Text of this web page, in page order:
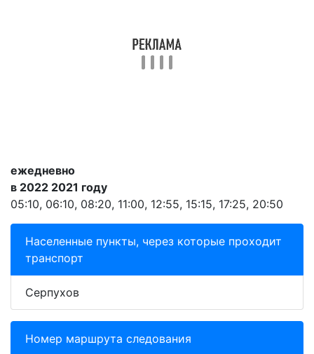
ежедневно
в 2022 2021 году
05:10, 06:10, 08:20, 11:00, 12:55, 15:15, 17:25, 20:50
Населенные пункты, через которые проходит
транспорт
Серпухов
Номер маршрута следования